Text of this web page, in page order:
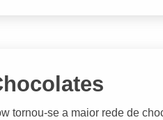
tornou-se a maior rede de